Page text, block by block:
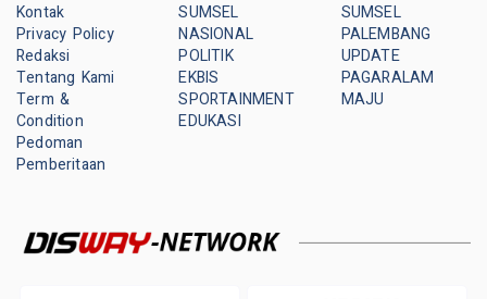
Kontak
Privacy Policy
Redaksi
Tentang Kami
Term &
Condition
Pedoman
Pemberitaan
SUMSEL
NASIONAL
POLITIK
EKBIS
SPORTAINMENT
EDUKASI
SUMSEL
PALEMBANG
UPDATE
PAGARALAM
MAJU